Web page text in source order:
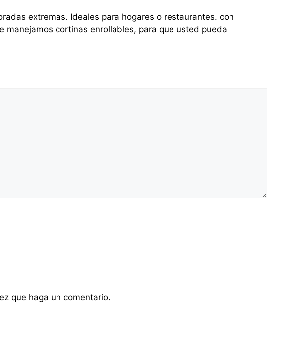
extremas. Ideales para hogares o restaurantes. con
cortinas enrollables, para que usted pueda
que haga un comentario.